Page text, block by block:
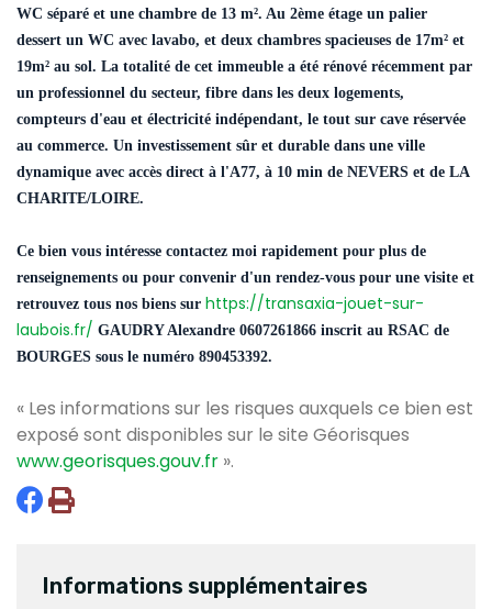
WC séparé et une chambre de 13 m². Au 2ème étage un palier
dessert un WC avec lavabo, et deux chambres spacieuses de 17m² et
19m² au sol. La totalité de cet immeuble a été rénové récemment par
un professionnel du secteur, fibre dans les deux logements,
compteurs d'eau et électricité indépendant, le tout sur cave réservée
au commerce. Un investissement sûr et durable dans une ville
dynamique avec accès direct à l'A77, à 10 min de NEVERS et de LA
CHARITE/LOIRE.
Ce bien vous intéresse contactez moi rapidement pour plus de
renseignements ou pour convenir d'un rendez-vous pour une visite et
retrouvez tous nos biens sur https://transaxia-jouet-sur-
laubois.fr/ GAUDRY Alexandre 0607261866 inscrit au RSAC de
BOURGES sous le numéro 890453392.
« Les informations sur les risques auxquels ce bien est
exposé sont disponibles sur le site Géorisques
www.georisques.gouv.fr ».
Informations supplémentaires